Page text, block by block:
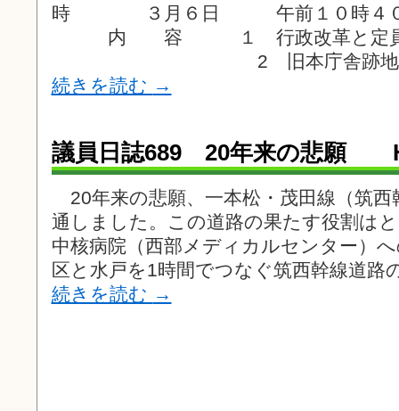
時 ３月６日 午前１０時４０
内 容 １ 行政改革と定員適
2 旧本庁舎跡地の利
続きを読む →
議員日誌689 20年来の悲願
20年来の悲願、一本松・茂田線（筑西
通しました。この道路の果たす役割は
中核病院（西部メディカルセンター）
区と水戸を1時間でつなぐ筑西幹線道路
続きを読む →